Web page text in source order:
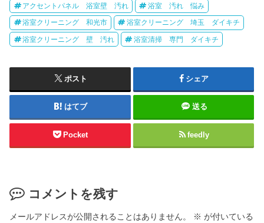
アクセントパネル 浴室壁 汚れ 浴室 汚れ 悩み
浴室クリーニング 和光市 浴室クリーニング 埼玉 ダイキチ
浴室クリーニング 壁 汚れ 浴室清掃 専門 ダイキチ
ポスト シェア
はてブ 送る
Pocket feedly
コメントを残す
メールアドレスが公開されることはありません。 ※ が付いている